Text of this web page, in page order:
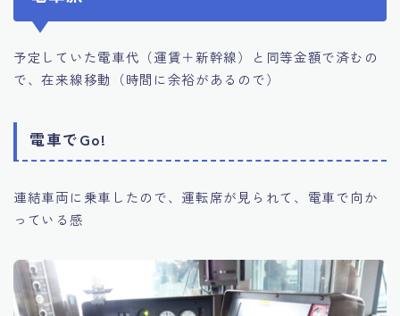
予定していた電車代（運賃＋新幹線）と同等金額で済むの
で、在来線移動（時間に余裕があるので）
電車でGo!
連結車両に乗車したので、運転席が見られて、電車で向か
っている感